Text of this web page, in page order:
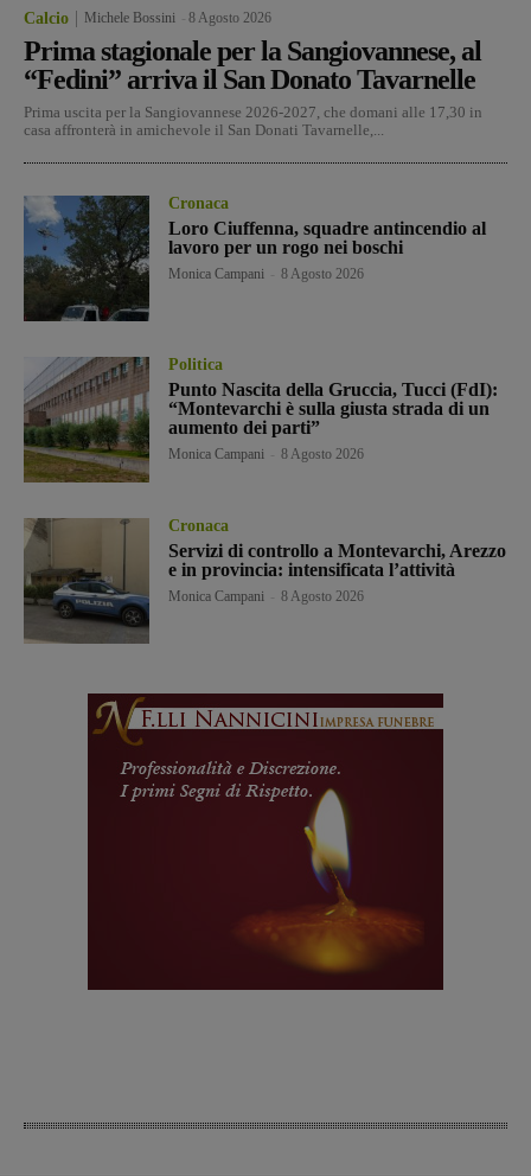
Calcio Michele Bossini 8 Agosto 2026
Prima stagionale per la Sangiovannese, al
“Fedini” arriva il San Donato Tavarnelle
Prima uscita per la Sangiovannese 2026-2027, che domani alle 17,30 in
casa affronterà in amichevole il San Donati Tavarnelle,...
Cronaca
Loro Ciuffenna, squadre antincendio al
lavoro per un rogo nei boschi
Monica Campani 8 Agosto 2026
Politica
Punto Nascita della Gruccia, Tucci (FdI):
“Montevarchi è sulla giusta strada di un
aumento dei parti”
Monica Campani 8 Agosto 2026
Cronaca
Servizi di controllo a Montevarchi, Arezzo
e in provincia: intensificata l’attività
Monica Campani 8 Agosto 2026